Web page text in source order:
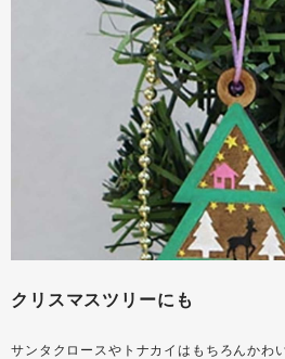
クリスマスツリーにも
サンタクロースやトナカイはもちろんかわ